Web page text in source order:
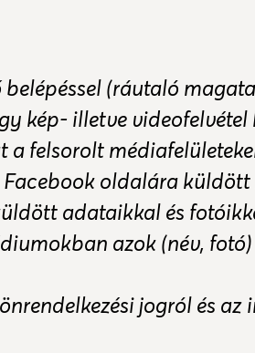
(ráutaló
kép- illetve videofelvétel
felsorolt
oldalára küldött
adataikkal és
azok (név,
jogról és